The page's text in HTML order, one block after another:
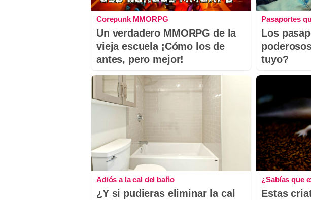
Corepunk MMORPG
Un verdadero MMORPG de la
vieja escuela ¡Cómo los de
antes, pero mejor!
Pasaportes
Los
tuyo?
Adiós a la cal del baño
¿Y si pudieras eliminar la cal
¿Sabías que
Estas